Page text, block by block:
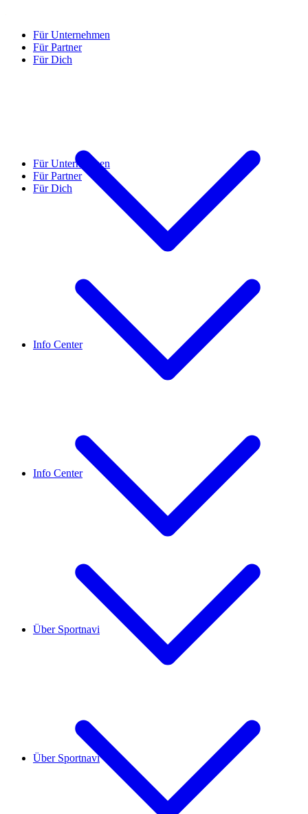
Für Unternehmen
Für Partner
Für Dich
Info Center
Über Sportnavi
Für Unternehmen
Für Partner
Für Dich
Info Center
Über Sportnavi